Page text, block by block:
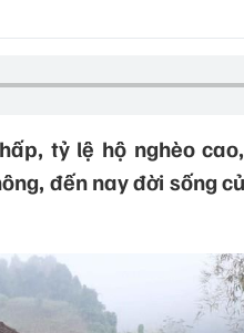
tỷ lệ hộ nghèo
đến nay đời sống